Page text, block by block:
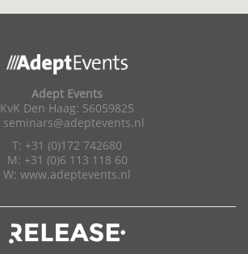
Adept Events
KvK Den Haag: 56059825
seminars@adeptevents.nl
T: +31 (0)172 742680
M: +31 (0)6 113 118 60
W: www.adeptevents.nl